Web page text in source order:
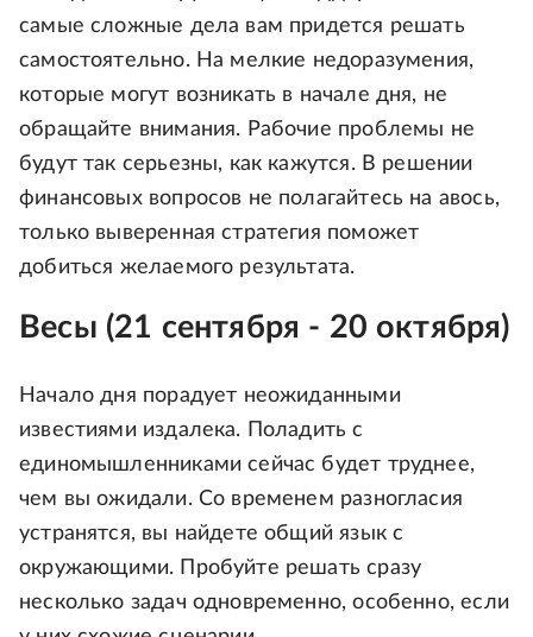
самые сложные дела вам придется решать
самостоятельно. На мелкие недоразумения,
которые могут возникать в начале дня, не
обращайте внимания. Рабочие проблемы не
будут так серьезны, как кажутся. В решении
финансовых вопросов не полагайтесь на авось,
только выверенная стратегия поможет
добиться желаемого результата.
Весы (21 сентября - 20 октября)
Начало дня порадует неожиданными
известиями издалека. Поладить с
единомышленниками сейчас будет труднее,
чем вы ожидали. Со временем разногласия
устранятся, вы найдете общий язык с
окружающими. Пробуйте решать сразу
несколько задач одновременно, особенно, если